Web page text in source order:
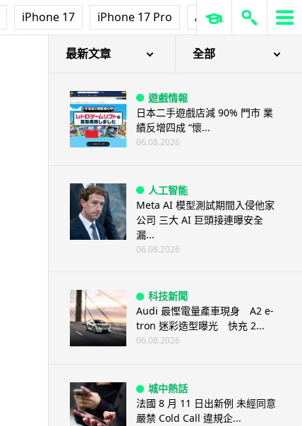
iPhone 17 iPhone 17 Pro AirPods Pro 3
最新文章 全部
遊戲情報
日本二手遊戲店減 90% 門市 業
績反增四成 “懷...
06.08.2026
人工智能
Meta AI 模型測試期間入侵他家
公司 三大 AI 巨頭接連曝安全
漏...
06.08.2026
科技新聞
Audi 最慳電量產車現身 A2 e-
tron 迷彩造型曝光 快充 2...
06.08.2026
城中熱話
法國 8 月 11 日出新例 未經同意
嚴禁 Cold Call 違規企...